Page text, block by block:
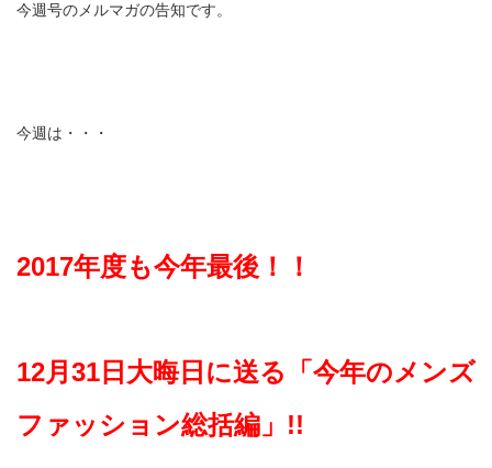
今週号のメルマガの告知です。
今週は・・・
2017年度も今年最後！！
12月31日大晦日に送る「今年のメンズ
ファッション総括編」!!